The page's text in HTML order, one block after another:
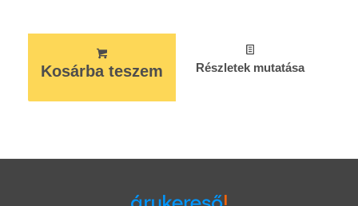
Kosárba teszem Részletek mutatása